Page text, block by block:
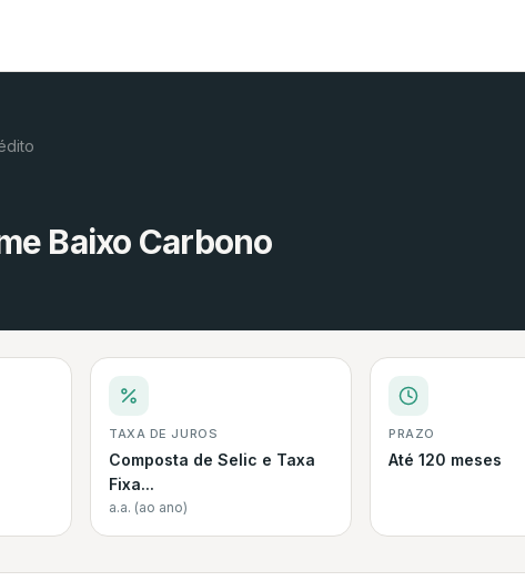
Baixo Carbono
TAXA DE JUROS
Composta de Selic e Taxa
Fixa...
a.a. (ao ano)
PRAZO
Até 120 meses